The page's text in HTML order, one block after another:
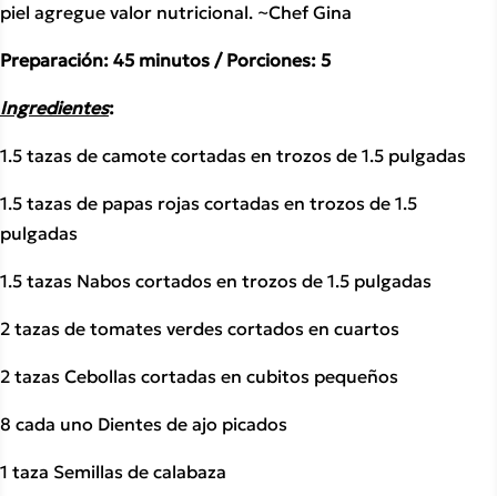
piel agregue valor nutricional. ~Chef Gina
Preparación: 45 minutos / Porciones: 5
Ingredientes:
1.5 tazas de camote cortadas en trozos de 1.5 pulgadas
1.5 tazas de papas rojas cortadas en trozos de 1.5
pulgadas
1.5 tazas Nabos cortados en trozos de 1.5 pulgadas
2 tazas de tomates verdes cortados en cuartos
2 tazas Cebollas cortadas en cubitos pequeños
8 cada uno Dientes de ajo picados
1 taza Semillas de calabaza